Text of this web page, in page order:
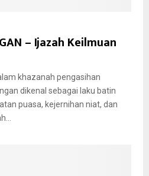
– Ijazah Keilmuan
khazanah pengasihan
dikenal sebagai laku batin
puasa, kejernihan niat, dan